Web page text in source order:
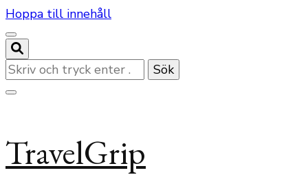
Hoppa till innehåll
Letar
du
efter
TravelGrip